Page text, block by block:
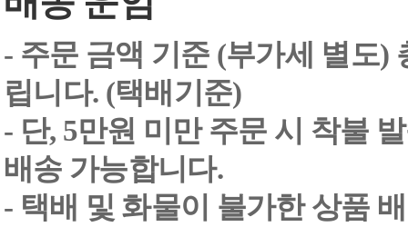
- 주문 금액 기준 (부가세 별도)
립니다. (택배기준)
- 단, 5만원 미만 주문 시 착불
배송 가능합니다.
- 택배 및 화물이 불가한 상품